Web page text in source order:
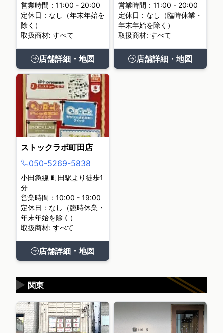
営業時間：11:00 - 20:00
定休日：なし（年末年始を
除く）
取扱商材: すべて
店舗詳細・地図
営業時間：11:00 - 20:00
定休日：なし（臨時休業・
年末年始を除く）
取扱商材: すべて
店舗詳細・地図
ストックラボ町田店
050-5269-5838
小田急線 町田駅より徒歩1
分
営業時間：10:00 - 19:00
定休日：なし（臨時休業・
年末年始を除く）
取扱商材: すべて
店舗詳細・地図
関東
▶